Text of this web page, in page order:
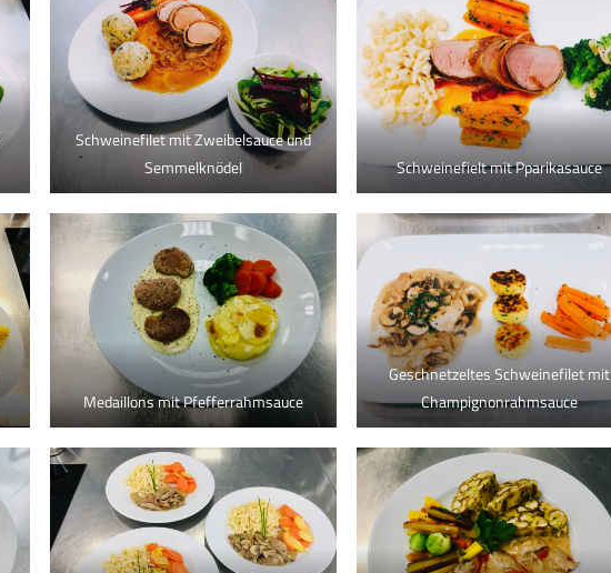
Schweinefilet mit Zweibelsauce und
Semmelknödel
Schweinefielt mit Pparikasauce
Medaillons mit Pfefferrahmsauce
Geschnetzeltes Schweinefilet mit
Champignonrahmsauce